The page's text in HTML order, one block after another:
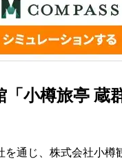
小樽旅亭 蔵
通じ、株式会社小